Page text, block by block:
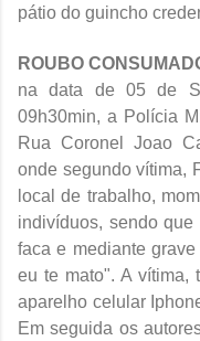
pátio do guincho
ROUBO
na data de 05 de
09h30min, a Polícia
Rua Coronel Joao
onde segundo vítima,
local de trabalho,
indivíduos, sendo
faca e mediante
eu te mato". A vítima,
aparelho celular
Em seguida os